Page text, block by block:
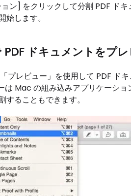
ン] をクリックして分割 PDF ド
始します。
ドキュメントをプ
プレビュー」を使用して PDF ド
は Mac の組み込みアプリケーショ
することもできます。